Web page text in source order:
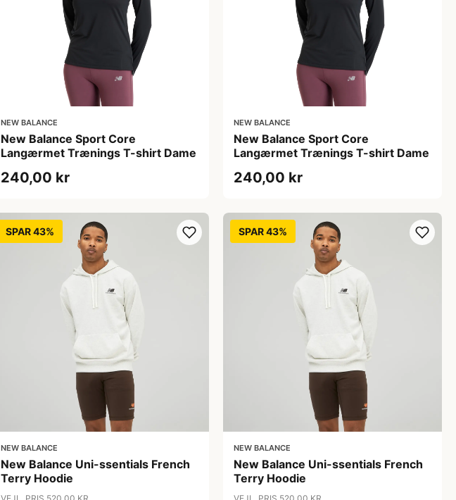
NEW BALANCE
New Balance Sport Core
Langærmet Trænings T-shirt Dame
240,00 kr
NEW BALANCE
New Balance Sport Core
Langærmet Trænings T-shirt Dame
240,00 kr
SPAR 43%
NEW BALANCE
New Balance Uni-ssentials French
Terry Hoodie
SPAR 43%
NEW BALANCE
New Balance Uni-ssentials French
Terry Hoodie